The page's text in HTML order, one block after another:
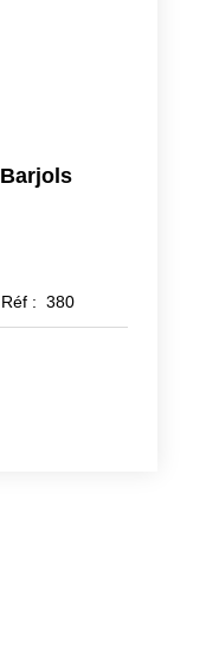
Barjols
Réf : 380